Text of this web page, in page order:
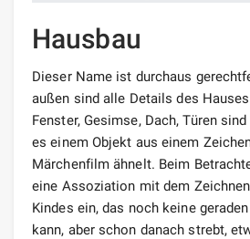
Hausbau
Dieser Name ist durchaus
außen sind alle Details des
Fenster, Gesimse, Dach, Türen
es einem Objekt aus einem
Märchenfilm ähnelt. Beim
eine Assoziation mit dem
Kindes ein, das noch keine
kann, aber schon danach strebt,